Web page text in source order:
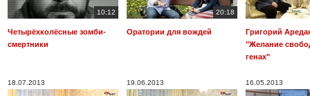
10:12
Четырёхколёсные зомби-
смертники
20:18
Оратории для вождей
Григорий
"Желание
генах"
18.07.2013 19.06.2013 16.05.2013